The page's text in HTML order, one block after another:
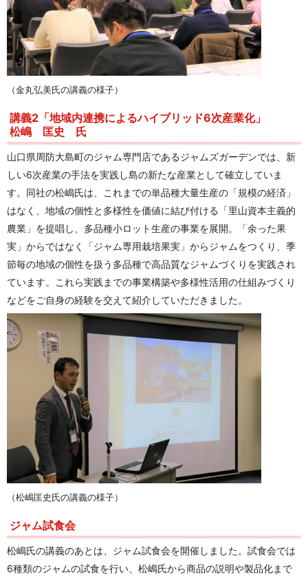
（金丸弘美氏の講義の様子）
講義2「地域内連携によるハイブリッド6次産業化」
松嶋 匡史 氏
山口県周防大島町のジャム専門店であるジャムズガーデンでは、新
しい6次産業の手法を実践し島の新たな産業として確立していま
す。同社の松嶋氏は、これまでの単品種大量生産の「規模の経済」
はなく、地域の個性と多様性を価値に結び付ける「里山資本主義的
農業」を提唱し、多品種小ロット生産の事業を展開。「余った果
実」からではなく「ジャム専用栽培果実」からジャムをつくり、季
節毎の地域の個性を扱う多品種で高品質なジャムづくりを実践され
ています。これら実践までの事業構築や多様性活用の仕組みづくり
などをご自身の経験を交えて紹介していただきました。
（松嶋匡史氏の講義の様子）
ジャム試食会
松嶋氏の講義のあとは、ジャム試食会を開催しました。試食会では
6種類のジャムの試食を行い、松嶋氏から商品の説明や製品化まで